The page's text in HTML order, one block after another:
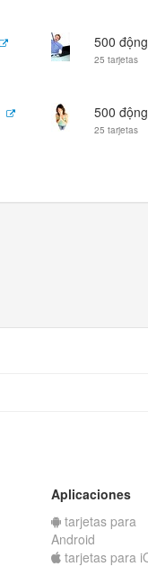
500
25 tarjetas
500
25 tarjetas
Aplicaciones
tarjetas para
Android
tarjetas para